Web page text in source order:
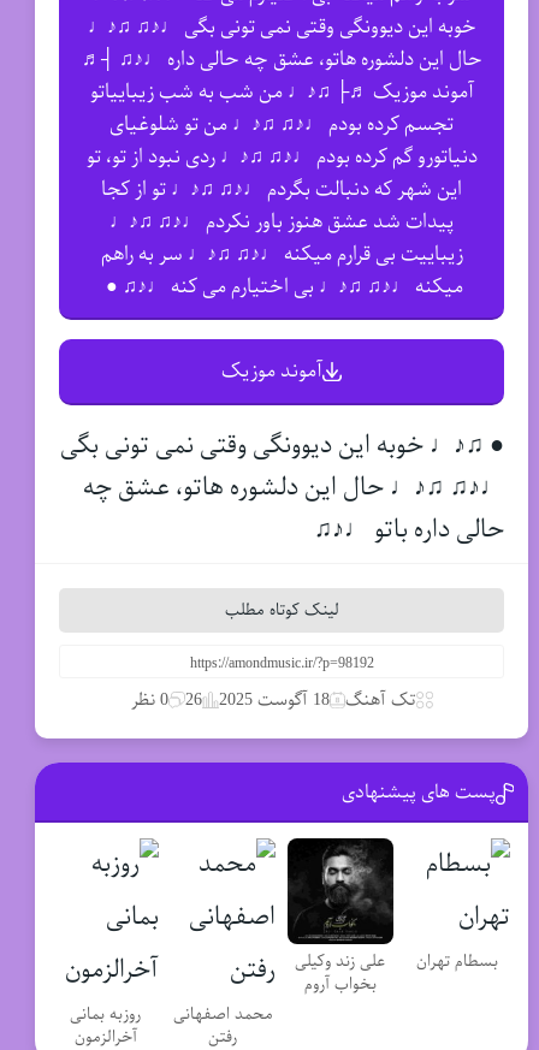
خوبه این دیوونگی وقتی نمی تونی بگی ♩♪♫ ♫♪♩
حال این دلشوره هاتو، عشق چه حالی داره ♩♪♫ ┤♬
آموند موزیک ♬├ ♫♪♩ من شب به شب زیباییاتو
تجسم کرده بودم ♩♪♫ ♫♪♩ من تو شلوغیای
دنیاتورو گم کرده بودم ♩♪♫ ♫♪♩ ردی نبود از تو، تو
این شهر که دنبالت بگردم ♩♪♫ ♫♪♩ تو از کجا
پیدات شد عشق هنوز باور نکردم ♩♪♫ ♫♪♩
زیباییت بی قرارم میکنه ♩♪♫ ♫♪♩ سر به راهم
میکنه ♩♪♫ ♫♪♩ بی اختیارم می کنه ♩♪♫ ●
آموند موزیک
● ♫♪♩ خوبه این دیوونگی وقتی نمی تونی بگی
♩♪♫ ♫♪♩ حال این دلشوره هاتو، عشق چه
حالی داره باتو ♩♪♫
لینک کوتاه مطلب
تک آهنگ 18 آگوست 2025 26 0 نظر
پست های پیشنهادی
بسطام تهران
علی زند وکیلی
بخواب آروم
محمد اصفهانی
رفتن
روزبه بمانی
آخرالزمون